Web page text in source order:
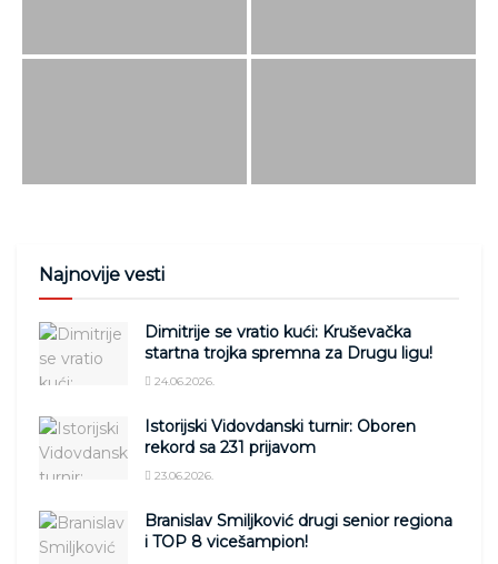
Najnovije vesti
Dimitrije se vratio kući: Kruševačka
startna trojka spremna za Drugu ligu!
24.06.2026.
Istorijski Vidovdanski turnir: Oboren
rekord sa 231 prijavom
23.06.2026.
Branislav Smiljković drugi senior regiona
i TOP 8 vicešampion!